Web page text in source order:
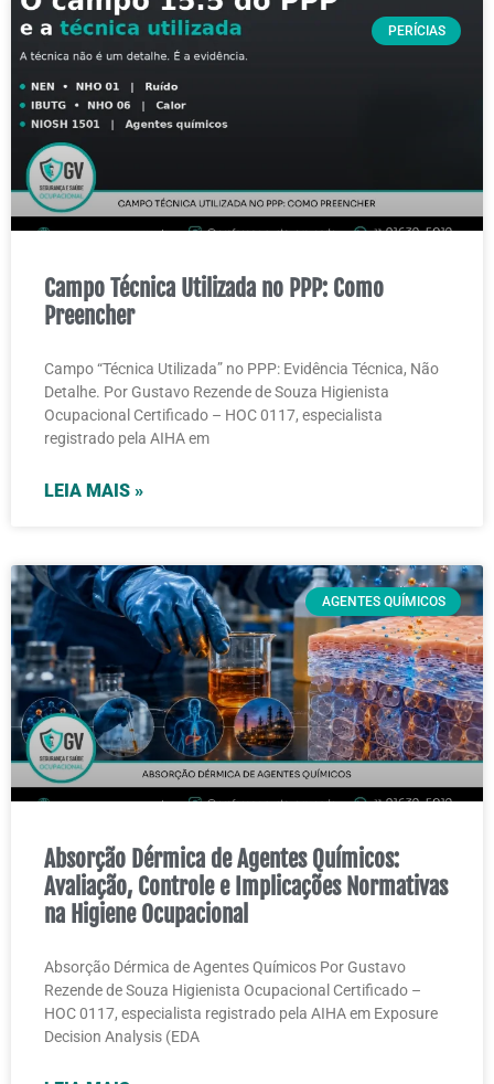
PERÍCIAS
Campo Técnica Utilizada no PPP: Como
Preencher
Campo “Técnica Utilizada” no PPP: Evidência Técnica, Não
Detalhe. Por Gustavo Rezende de Souza Higienista
Ocupacional Certificado – HOC 0117, especialista
registrado pela AIHA em
LEIA MAIS »
AGENTES QUÍMICOS
Absorção Dérmica de Agentes Químicos:
Avaliação, Controle e Implicações Normativas
na Higiene Ocupacional
Absorção Dérmica de Agentes Químicos Por Gustavo
Rezende de Souza Higienista Ocupacional Certificado –
HOC 0117, especialista registrado pela AIHA em Exposure
Decision Analysis (EDA